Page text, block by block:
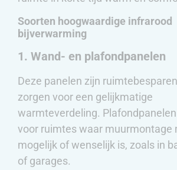
Soorten hoogwaardige infrarood
bijverwarming
1. Wand- en plafondpanelen
Deze panelen zijn
zorgen voor een gelijkmatige
warmteverdeling. Plafondpanelen
voor ruimtes waar muurmontage
mogelijk of wenselijk is, zoals in
of garages.